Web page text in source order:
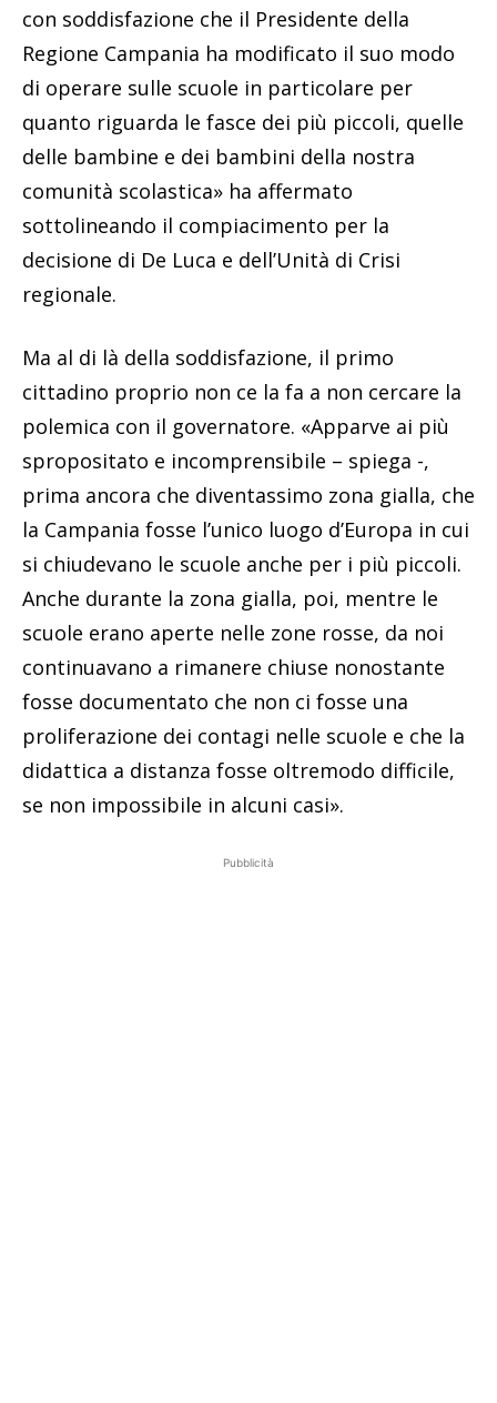
con soddisfazione che il Presidente della
Regione Campania ha modificato il suo modo
di operare sulle scuole in particolare per
quanto riguarda le fasce dei più piccoli, quelle
delle bambine e dei bambini della nostra
comunità scolastica» ha affermato
sottolineando il compiacimento per la
decisione di De Luca e dell’Unità di Crisi
regionale.
Ma al di là della soddisfazione, il primo
cittadino proprio non ce la fa a non cercare la
polemica con il governatore. «Apparve ai più
spropositato e incomprensibile – spiega -,
prima ancora che diventassimo zona gialla, che
la Campania fosse l’unico luogo d’Europa in cui
si chiudevano le scuole anche per i più piccoli.
Anche durante la zona gialla, poi, mentre le
scuole erano aperte nelle zone rosse, da noi
continuavano a rimanere chiuse nonostante
fosse documentato che non ci fosse una
proliferazione dei contagi nelle scuole e che la
didattica a distanza fosse oltremodo difficile,
se non impossibile in alcuni casi».
Pubblicità